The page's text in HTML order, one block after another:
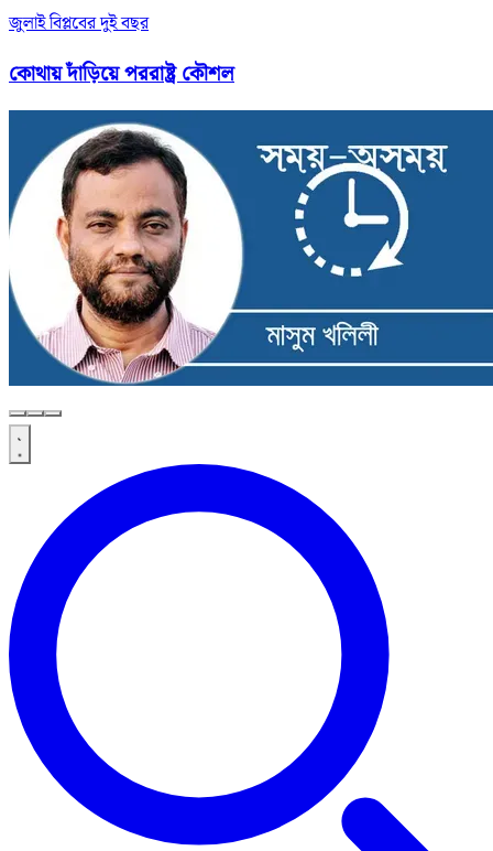
জুলাই বিপ্লবের দুই বছর
কোথায় দাঁড়িয়ে পররাষ্ট্র কৌশল